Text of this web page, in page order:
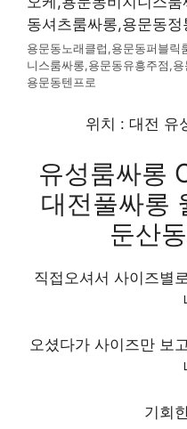
용문동노래클럽,용문동퍼블릭
니스룸싸롱,용문동유흥주점,
용문동텐프로
위치 : 대전 유
유성룸싸롱
대전풀싸롱
둔산
직접오셔서 사이즈별
오셨다가 사이즈만 보
기회